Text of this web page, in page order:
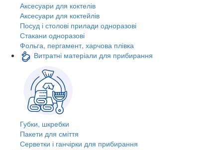
Аксесуари для коктелів
Аксесуари для коктейлів
Посуд і столові прилади одноразові
Стакани одноразові
Фольга, пергамент, харчова плівка
Витратні матеріали для прибирання
Губки, шкребки
Пакети для сміття
Серветки і ганчірки для прибирання